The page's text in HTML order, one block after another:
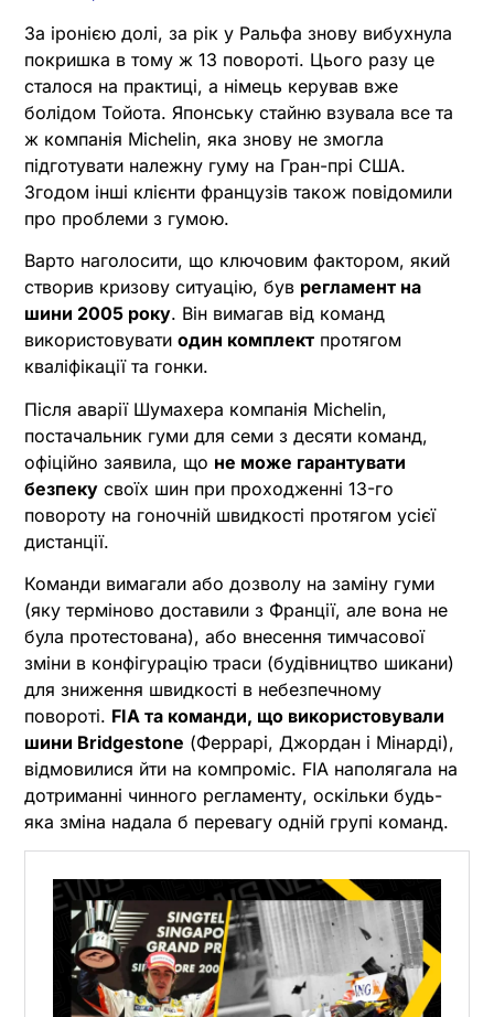
За іронією долі, за рік у Ральфа знову вибухнула
покришка в тому ж 13 повороті. Цього разу це
сталося на практиці, а німець керував вже
болідом Тойота. Японську стайню взувала все та
ж компанія Michelin, яка знову не змогла
підготувати належну гуму на Гран-прі США.
Згодом інші клієнти французів також повідомили
про проблеми з гумою.
Варто наголосити, що ключовим фактором, який
створив кризову ситуацію, був регламент на
шини 2005 року. Він вимагав від команд
використовувати один комплект протягом
кваліфікації та гонки.
Після аварії Шумахера компанія Michelin,
постачальник гуми для семи з десяти команд,
офіційно заявила, що не може гарантувати
безпеку своїх шин при проходженні 13-го
повороту на гоночній швидкості протягом усієї
дистанції.
Команди вимагали або дозволу на заміну гуми
(яку терміново доставили з Франції, але вона не
була протестована), або внесення тимчасової
зміни в конфігурацію траси (будівництво шикани)
для зниження швидкості в небезпечному
повороті. FIA та команди, що використовували
шини Bridgestone (Феррарі, Джордан і Мінарді),
відмовилися йти на компроміс. FIA наполягала на
дотриманні чинного регламенту, оскільки будь-
яка зміна надала б перевагу одній групі команд.